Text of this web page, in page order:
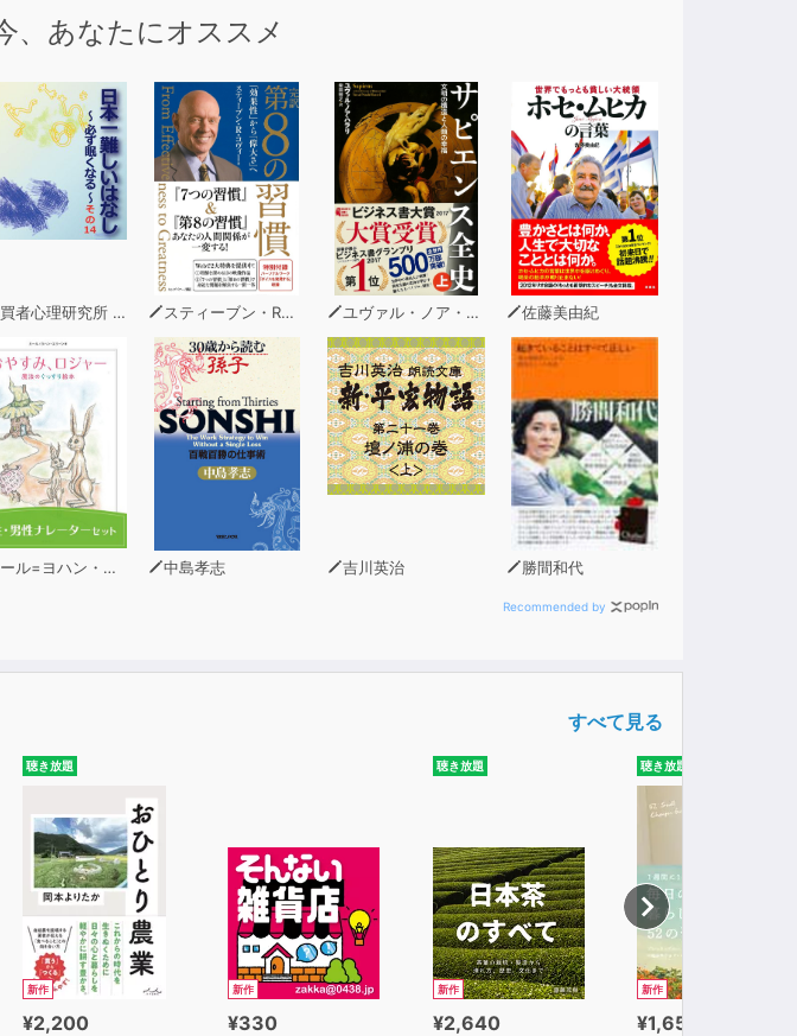
話題になったが、その理由はまさに１の示す受け入れられる可能性が高く、
は少なくないだろう。
るのも避けられない。
も渡り、真似をされなければ利益率は殆ど自社が獲得できるという考え方で
生じる物事を、今一度考えてみてほしい。
、あなたにオススメ
理研究所 株式会社モデンナ 顧問 青木幹和 スティーブン・R・コヴィー ユヴァル・ノア・ハラリ 佐藤美由紀
ル=ヨハン・エリーン 中島孝志 吉川英治 勝間和代
Recommended by
すべて見る
聴き放題
新作
¥2,200
新作
¥330
聴き放題
新作
¥2,640
聴き放題
新作
¥1,650